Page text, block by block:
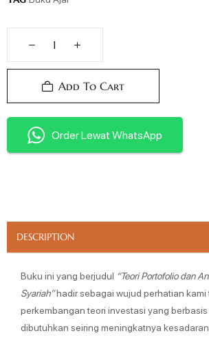
Add To Cart
Order Lewat WhatsApp
DESCRIPTION
Buku ini yang berjudul “Teori Portofolio dan
Syariah”hadir sebagai wujud perhatian kami
perkembangan teori investasi yang
dibutuhkan seiring meningkatnya